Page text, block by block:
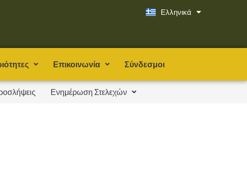
Ελληνικά
English
Επικοινωνία Σύνδεσμοι
Ενημέρωση Στελεχών